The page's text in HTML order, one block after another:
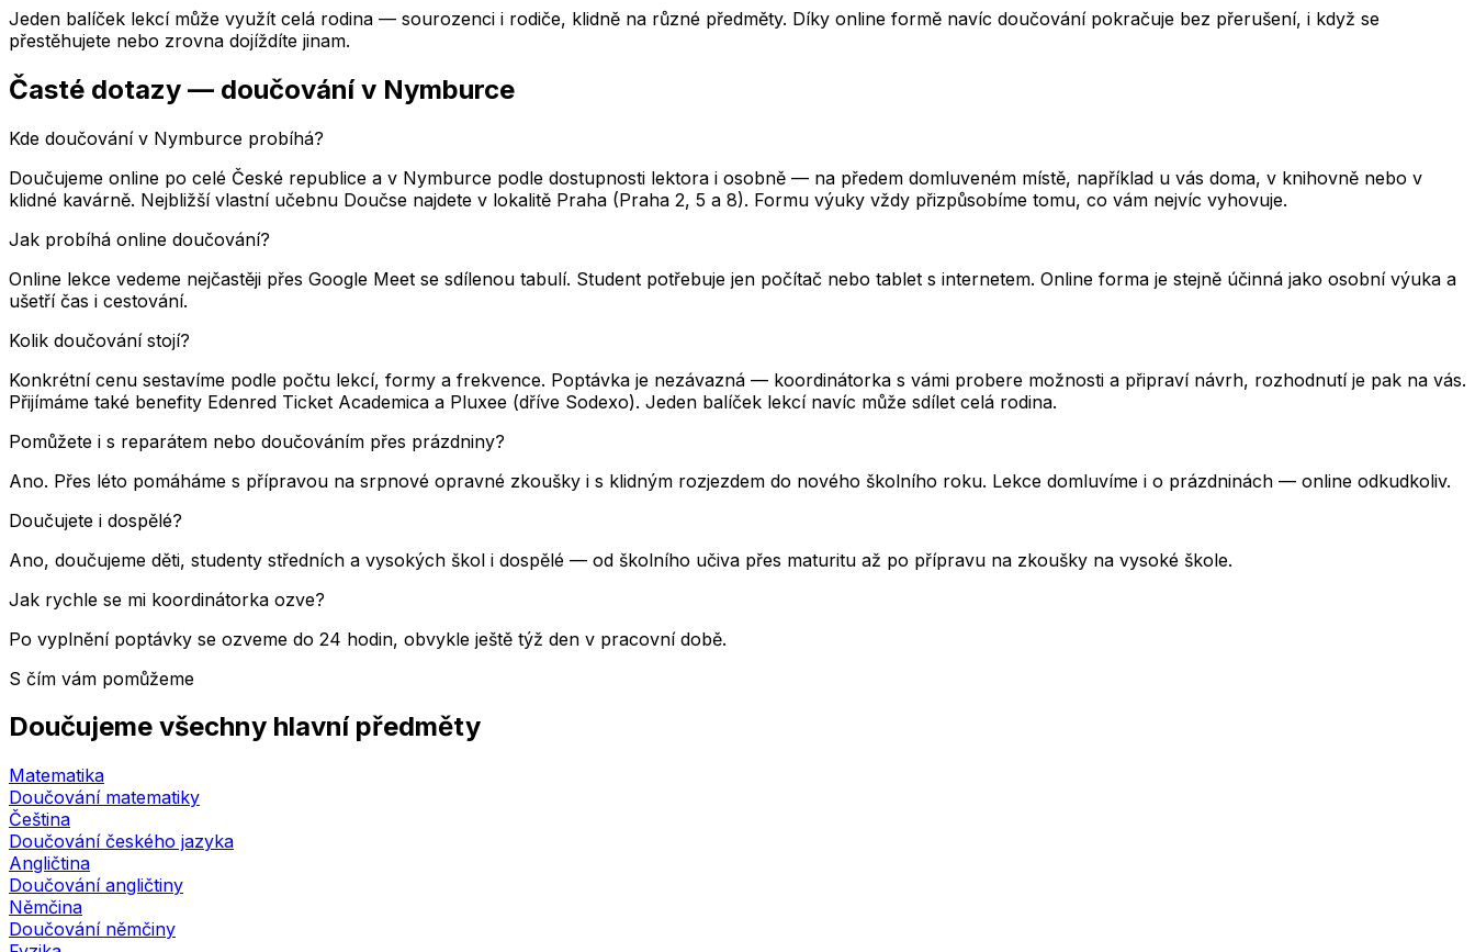
Jeden balíček lekcí může využít celá rodina — sourozenci i rodiče, klidně na různé předměty. Díky online formě navíc doučování pokračuje bez přerušení, i když se
přestěhujete nebo zrovna dojíždíte jinam.
Časté dotazy — doučovánív Nymburce
Kde doučování v Nymburce probíhá?
Doučujeme online po celé České republice a v Nymburce podle dostupnosti lektora i osobně — na předem domluveném místě, například u vás doma, v knihovně nebo v
klidné kavárně. Nejbližší vlastní učebnu Doučse najdete v lokalitě Praha (Praha 2, 5 a 8). Formu výuky vždy přizpůsobíme tomu, co vám nejvíc vyhovuje.
Jak probíhá online doučování?
Online lekce vedeme nejčastěji přes Google Meet se sdílenou tabulí. Student potřebuje jen počítač nebo tablet s internetem. Online forma je stejně účinná jako osobní výuka a
ušetří čas i cestování.
Kolik doučování stojí?
Konkrétní cenu sestavíme podle počtu lekcí, formy a frekvence. Poptávka je nezávazná — koordinátorka s vámi probere možnosti a připraví návrh, rozhodnutí je pak na vás.
Přijímáme také benefity Edenred Ticket Academica a Pluxee (dříve Sodexo). Jeden balíček lekcí navíc může sdílet celá rodina.
Pomůžete i s reparátem nebo doučováním přes prázdniny?
Ano. Přes léto pomáháme s přípravou na srpnové opravné zkoušky i s klidným rozjezdem do nového školního roku. Lekce domluvíme i o prázdninách — online odkudkoliv.
Doučujete i dospělé?
Ano, doučujeme děti, studenty středních a vysokých škol i dospělé — od školního učiva přes maturitu až po přípravu na zkoušky na vysoké škole.
Jak rychle se mi koordinátorka ozve?
Po vyplnění poptávky se ozveme do 24 hodin, obvykle ještě týž den v pracovní době.
S čím vám pomůžeme
Doučujeme všechny hlavní předměty
Matematika
Doučování matematiky
Čeština
Doučování českého jazyka
Angličtina
Doučování angličtiny
Němčina
Doučování němčiny